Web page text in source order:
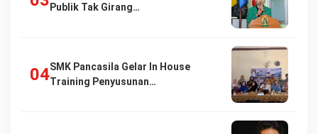
Publik Tak Girang…
SMK Pancasila Gelar In House
Training Penyusunan…